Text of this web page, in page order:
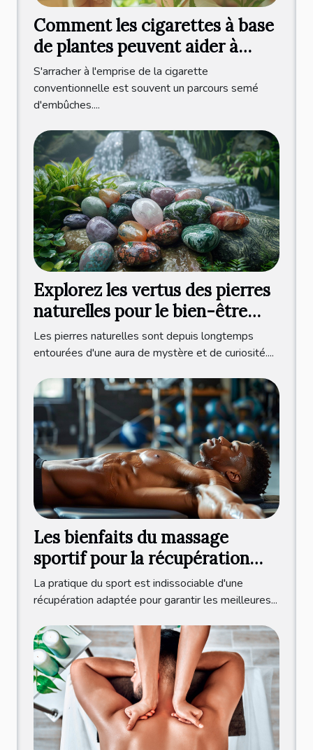
Comment les cigarettes à base
de plantes peuvent aider à
arrêter de fumer
S'arracher à l'emprise de la cigarette
conventionnelle est souvent un parcours semé
d'embûches....
Explorez les vertus des pierres
naturelles pour le bien-être
quotidien
Les pierres naturelles sont depuis longtemps
entourées d'une aura de mystère et de curiosité....
Les bienfaits du massage
sportif pour la récupération
physique
La pratique du sport est indissociable d'une
récupération adaptée pour garantir les meilleures...